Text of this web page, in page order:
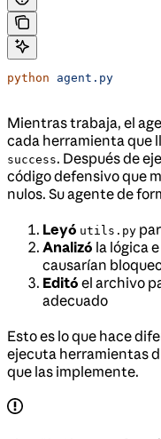
python agent.py
Mientras trabaja, el
cada herramienta que
success. Después de
código defensivo que
nulos. Su agente de
Leyó utils.py
Analizó la lógica
causarían
Editó el archivo
adecuado
Esto es lo que hace
ejecuta herramientas
que las implemente.